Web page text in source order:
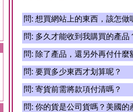
問: 想買網站上的東西，該怎做
問: 多久才能收到我購買的產品
問: 除了產品，還另外再付什麼
問: 要買多少東西才划算呢？
問: 寄貨前需將款項付清嗎？
問: 你的貨是公司貨嗎？美國